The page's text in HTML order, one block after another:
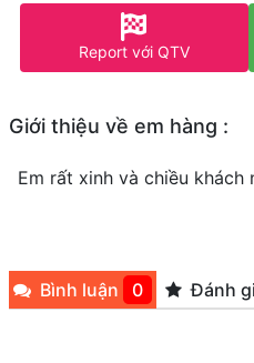
Report với QTV
Giới thiệu về em hàng :
Em rất xinh và chiều khách
Bình luận 0 Đánh